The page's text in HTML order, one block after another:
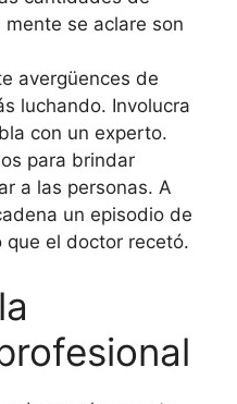
se aclare son
avergüences de
luchando. Involucra
con un experto.
para brindar
a las personas. A
un episodio de
que el doctor recetó.